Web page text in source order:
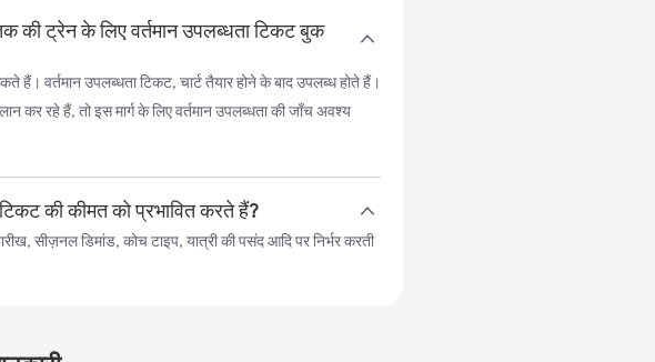
ट्रेन के लिए वर्तमान उपलब्धता टिकट बुक
वर्तमान उपलब्धता टिकट, चार्ट तैयार होने के बाद उपलब्ध होते हैं।
कर रहे हैं, तो इस मार्ग के लिए वर्तमान उपलब्धता की जाँच अवश्य
की कीमत को प्रभावित करते हैं?
सीज़नल डिमांड, कोच टाइप, यात्री की पसंद आदि पर निर्भर करती